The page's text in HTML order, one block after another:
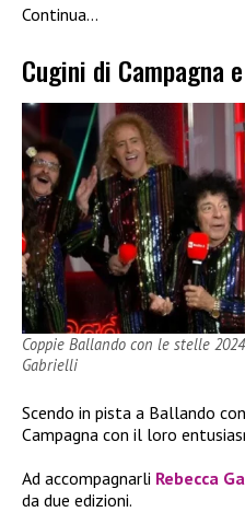
Continua…
Cugini di Campagna
Coppie Ballando con le stelle
Gabrielli
Scendo in pista a Ballando
Campagna con il loro
Ad accompagnarli Rebecca
da due edizioni.